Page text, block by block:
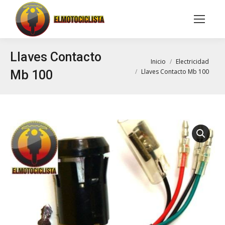
Buscar:
Llaves Contacto
Mb 100
Inicio
Electricidad
Llaves Contacto Mb 100